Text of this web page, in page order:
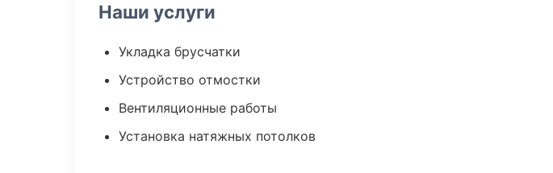
Наши услуги
Укладка брусчатки
Устройство отмостки
Вентиляционные работы
Установка натяжных потолков